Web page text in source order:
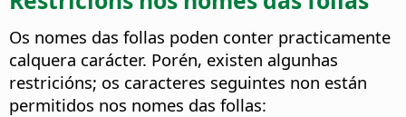
Os nomes das follas poden conter practicamente
calquera carácter. Porén, existen algunhas
restricións; os caracteres seguintes non están
permitidos nos nomes das follas: